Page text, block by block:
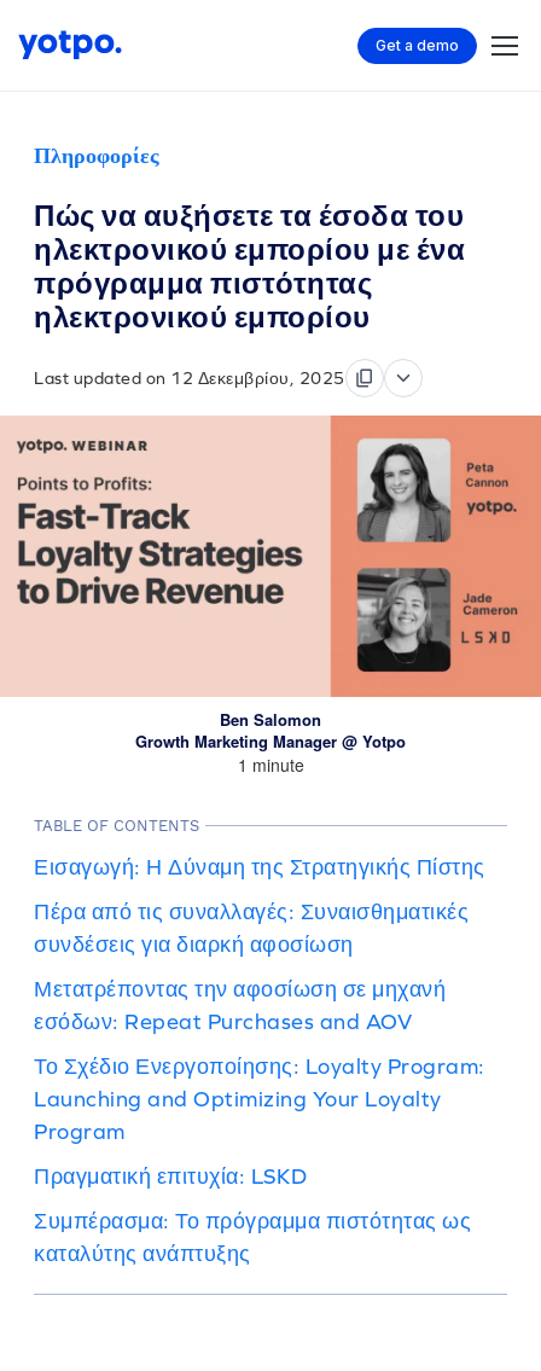
Get a demo
Πληροφορίες
Πώς να αυξήσετε τα έσοδα του
ηλεκτρονικού εμπορίου με ένα
πρόγραμμα πιστότητας
ηλεκτρονικού εμπορίου
Last updated on 12 Δεκεμβρίου, 2025
Ben Salomon
Growth Marketing Manager @ Yotpo
1 minute
TABLE OF CONTENTS
Εισαγωγή: Η Δύναμη της Στρατηγικής Πίστης
Πέρα από τις συναλλαγές: Συναισθηματικές
συνδέσεις για διαρκή αφοσίωση
Μετατρέποντας την αφοσίωση σε μηχανή
εσόδων: Repeat Purchases and AOV
Το Σχέδιο Ενεργοποίησης: Loyalty Program:
Launching and Optimizing Your Loyalty
Program
Πραγματική επιτυχία: LSKD
Συμπέρασμα: Το πρόγραμμα πιστότητας ως
καταλύτης ανάπτυξης